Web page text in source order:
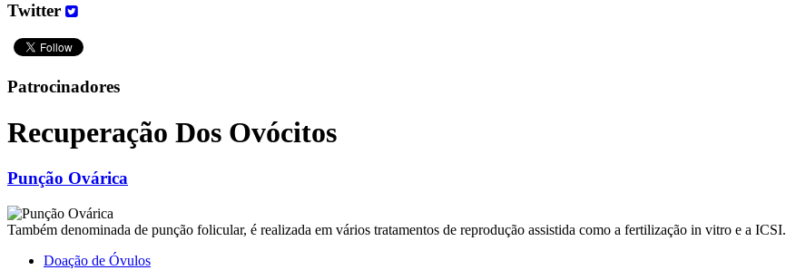
Twitter
Patrocinadores
Recuperação Dos Ovócitos
Punção Ovárica
Também denominada de punção folicular, é realizada em vários tratamentos de reprodução assistida como a fertilização in vitro e a ICSI.
Doação de Óvulos